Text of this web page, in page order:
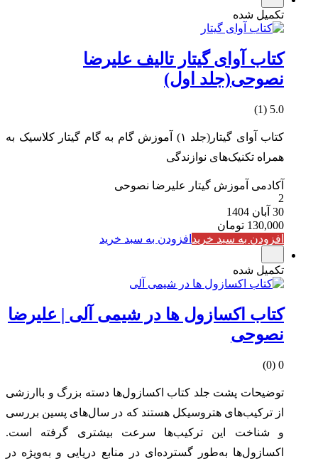
تکمیل شده
کتاب آوای گیتار تالیف علیرضا
نصوحی(جلد اول)
5.0 (1)
کتاب آوای گیتار(جلد ۱) آموزش گام به گام گیتار کلاسیک به
همراه تکنیک‌های نوازندگی
آکادمی آموزش گیتار علیرضا نصوحی
2
30 آبان 1404
130,000 تومان
افزودن به سبد خرید افزودن به سبد خرید
تکمیل شده
کتاب اکسازول‌ ها در شیمی آلی | علیرضا
نصوحی
0 (0)
توضیحات پشت جلد کتاب اکسازول‌ها دسته بزرگ و باارزشی
از ترکیب‌های هتروسیکل هستند که در سال‌های پسین بررسی
و شناخت این ترکیب‌ها سرعت بیشتری گرفته است.
اکسازول‌ها به‌طور گسترده‌ای در منابع دریایی و به‌ویژه در